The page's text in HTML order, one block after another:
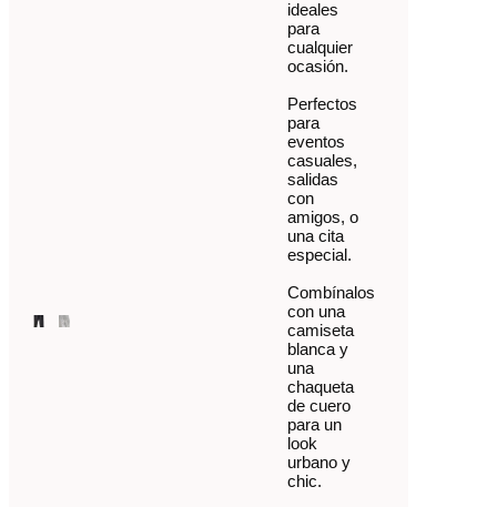
ideales
para
cualquier
ocasión.
Perfectos
para
eventos
casuales,
salidas
con
amigos, o
una cita
especial.
Combínalos
con una
camiseta
blanca y
una
chaqueta
de cuero
para un
look
urbano y
chic.